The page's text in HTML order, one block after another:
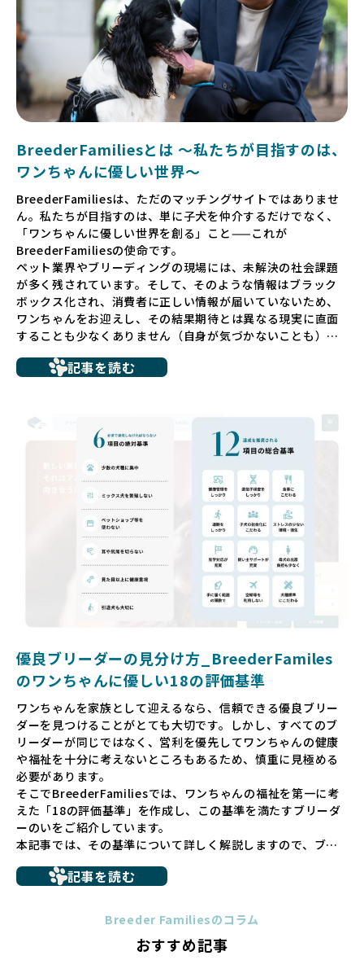
BreederFamiliesとは 〜私たちが目指すのは、
ワンちゃんに優しい世界〜
BreederFamiliesは、ただのマッチングサイトではありませ
ん。私たちが目指すのは、単に子犬を仲介するだけでなく、
「ワンちゃんに優しい世界を創る」こと——これが
BreederFamiliesの使命です。
ペット業界やブリーディングの現場には、未解決の社会課題
が多く残されています。そして、そのような情報はブラック
ボックス化され、消費者に正しい情報が届いていないため、
ワンちゃんをお迎えし、その結果期待とは異なる現実に直面
することも少なくありません（自身が気づかないことも）。
ち、健康面や社会性に問題を抱えていたり、またブリーダー
いるというケースもあります。こうした問題は、消費者にと
っても大きな負担であり、ワンちゃん自身にとっても非常に
だからこそ、私たちは正しい情報と安心して選べる場所を提
供すべきだと考えています。BreederFamiliesでは、ワンち
ゃんを家族のように愛する「優良ブリーダー」のみを独自の
厳しい基準で厳選し、その評価基準や評価結果をオープンに
しています。これにより、消費者の皆様が安心して子犬やブ
リーダーを選べる環境を整えています。
そして、消費者の皆様が正しい情報をもとに優良ブリーダー
を求めることで、ワンちゃんを家族のように愛する優良ブリ
ーダーが増え、営利優先の「悪徳ブリーダー」が自然と淘汰
される社会を目指しています。目の前の子犬だけでなく、親
ゃんに優しい世界を築いていきたいと考えています。
長するための環境が十分に整っていない場合が多く、販売ま
での間に過密な環境や長距離移動のストレスを受けることが
少なくありません。このような環境は、健康リスクや社会性
の問題につながりやすく、ワンちゃんにとっても望ましいと
は言えません。
こうした背景から、BreederFamiliesはペットショップを介
さない直接販売を採用するとともに、ペットオークションや
ペットショップを利用するブリーダーの掲載も行ってしませ
ん。
ペットショップを避けた方がいい理由の詳細はこちら
法令レベルの最低基準にとどまっていることが問題です。こ
ものに過ぎず、ワンちゃんの心身の福祉やブリーダーの責任
記事を読む
優良ブリーダーの見分け方_BreederFamiles
のワンちゃんに優しい18の評価基準
ワンちゃんを家族として迎えるなら、信頼できる優良ブリー
ダーを見つけることがとても大切です。しかし、すべてのブ
リーダーが同じではなく、営利を優先してワンちゃんの健康
や福祉を十分に考えないところもあるため、慎重に見極める
必要があります。
そこでBreederFamiliesでは、ワンちゃんの福祉を第一に考
えた「18の評価基準」を作成し、この基準を満たすブリーダ
ーのいをご紹介しています。
本記事では、その基準について詳しく解説しますので、ブリ
に断尾（しっぽを切る）や断耳（耳を切る）が行われている
ことがあります。
これは痛みを伴う処置で、ワンちゃんの身体的な負担が大き
記事を読む
Breeder Familiesのコラム
おすすめ記事